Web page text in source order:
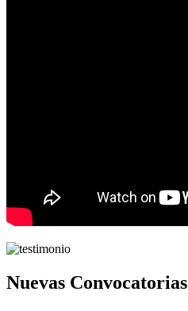
Nuevas Convocatorias